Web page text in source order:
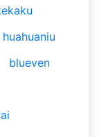
huahuaniu
blueven